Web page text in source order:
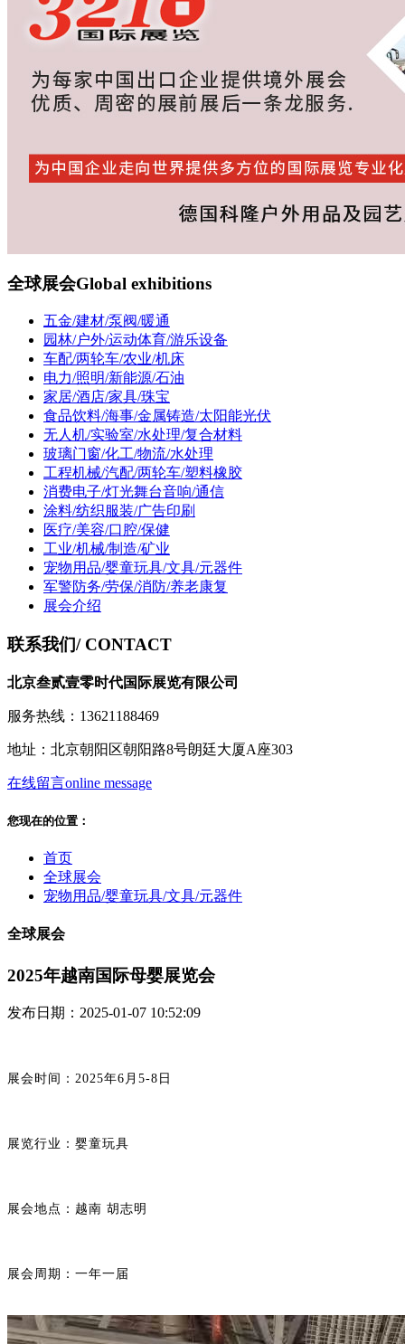
全球展会Global exhibitions
五金/建材/泵阀/暖通
园林/户外/运动体育/游乐设备
车配/两轮车/农业/机床
电力/照明/新能源/石油
家居/酒店/家具/珠宝
食品饮料/海事/金属铸造/太阳能光伏
无人机/实验室/水处理/复合材料
玻璃门窗/化工/物流/水处理
工程机械/汽配/两轮车/塑料橡胶
消费电子/灯光舞台音响/通信
涂料/纺织服装/广告印刷
医疗/美容/口腔/保健
工业/机械/制造/矿业
宠物用品/婴童玩具/文具/元器件
军警防务/劳保/消防/养老康复
展会介绍
联系我们/ CONTACT
北京叁贰壹零时代国际展览有限公司
服务热线：13621188469
地址：北京朝阳区朝阳路8号朗廷大厦A座303
在线留言online message
您现在的位置：
首页
全球展会
宠物用品/婴童玩具/文具/元器件
全球展会
2025年越南国际母婴展览会
发布日期：2025-01-07 10:52:09
展会时间： 2025年6月5-8日
展览行业：婴童玩具
展会地点：越南 胡志明
展会周期：一年一届